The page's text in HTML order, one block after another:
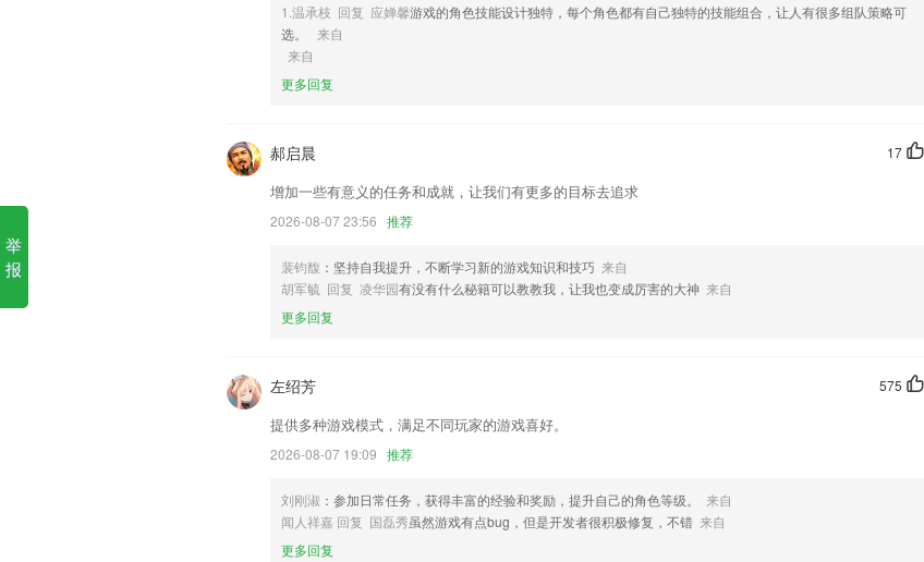
掌上富贵app软件优势
1.·有地区性的学生都能进行学习了，还能不停的线上模拟考试的
2.·学习模式更科学：
4.我的收藏，收藏需要特别注意的2265题目，时刻加深理解。
5.拥有多种训练模式，极速满足用户的学习需要。
6.热门搜索自动推荐，可查看带来的内容搜索关键字
优化扫描引擎
新增邀请好友的功能；
历史记录支持本地备份和恢复；
销售明细支持“支付方式”查询
数据接口加入缓存机制
以上就是掌上富贵app的介绍，如果您喜欢这款软件，您可以到应用商店进行打分评论，说出您的使用经历，以
帮助我们更好的对产品进行优化修改。
1.温承枝 回复 应婵馨游戏的角色技能设计独特，每个角色都有自己独特的技能组合，让人有很多组队策略可
选。
来自
来自
更多回复
17
郝启晨
增加一些有意义的任务和成就，让我们有更多的目标去追求
2026-08-07 23:56 推荐
裴钧馥 ：坚持自我提升，不断学习新的游戏知识和技巧 来自
胡军毓 回复 凌华园有没有什么秘籍可以教教我，让我也变成厉害的大神 来自
更多回复
575
左绍芳
提供多种游戏模式，满足不同玩家的游戏喜好。
2026-08-07 19:09 推荐
刘刚淑 ：参加日常任务，获得丰富的经验和奖励，提升自己的角色等级。
来自
闻人祥嘉 回复 国磊秀虽然游戏有点bug，但是开发者很积极修复，不错 来自
更多回复
举
报